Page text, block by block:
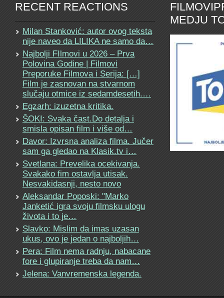
RECENT REACTIONS
Milan Stanković: autor ovog teksta
nije naveo da LILIKA ne samo da…
Najbolji FIlmovi u 2026 – Prva
Polovina Godine | Filmovi
Preporuke Filmova i Serija: […]
Film je zasnovan na stvarnom
slučaju otmice iz sedamdesetih.…
Egzarh: izuzetna kritika.
ŠOKI: Svaka čast.Do detalja i
smisla opisan film i više od…
Davor: Izvrsna analiza filma. Jučer
sam ga gledao na Klasik.tv i…
Svetlana: Prevelika ocekivanja.
Svakako fim ostavlja utisak.
Nesvakidasnji, nesto novo
Aleksandar Poposki: "Marko
Janketić igra svoju filmsku ulogu
života i to je…
Slavko: Mislim da imas uzasan
ukus, ovo je jedan o najboljih…
Pera: Film nema radnju, nabacane
fore i glupiranje treba da nam…
Jelena: Vanvremenska legenda.
MEDJU